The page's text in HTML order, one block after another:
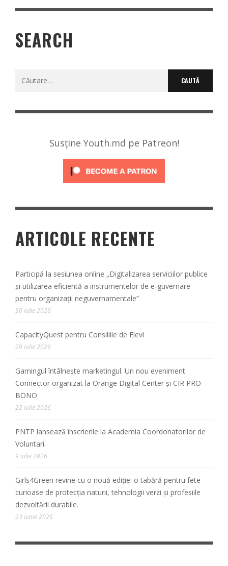
SEARCH
Susține Youth.md pe Patreon!
ARTICOLE RECENTE
Participă la sesiunea online „Digitalizarea serviciilor publice
și utilizarea eficientă a instrumentelor de e-guvernare
pentru organizații neguvernamentale”
30 iulie 2026
CapacityQuest pentru Consiliile de Elevi
29 iulie 2026
Gamingul întâlnește marketingul. Un nou eveniment
Connector organizat la Orange Digital Center și CIR PRO
BONO
22 iulie 2026
PNTP lansează înscrierile la Academia Coordonatorilor de
Voluntari.
9 iulie 2026
Girls4Green revine cu o nouă ediție: o tabără pentru fete
curioase de protecția naturii, tehnologii verzi și profesiile
dezvoltării durabile.
23 iunie 2026